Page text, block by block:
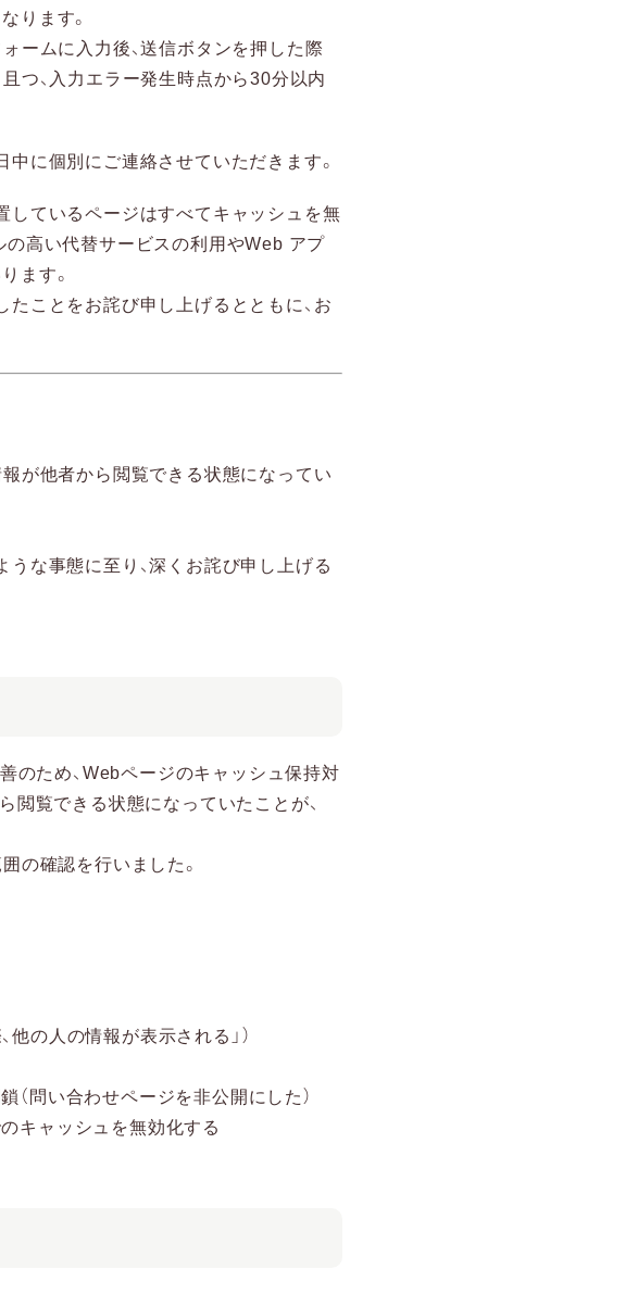
ります。
ームに入力後、送信ボタンを押した際
つ、入力エラー発生時点から30分以内
に個別にご連絡させていただきます。
しているページはすべてキャッシュを無
の高い代替サービスの利用やWeb アプ
ます。
ことをお詫び申し上げるとともに、お
が他者から閲覧できる状態になってい
な事態に至り、深くお詫び申し上げる
のため、Webページのキャッシュ保持対
閲覧できる状態になっていたことが、
の確認を行いました。
の人の情報が表示される」）
（問い合わせページを非公開にした）
キャッシュを無効化する